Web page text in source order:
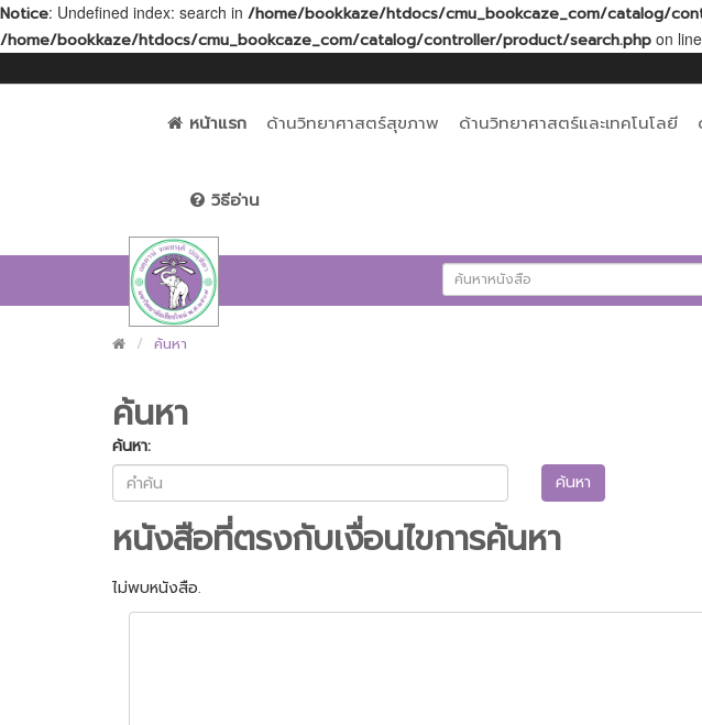
Notice: Undefined index: search in /home/bookkaze/htdocs/cmu_bookcaze_com/catalog/
/home/bookkaze/htdocs/cmu_bookcaze_com/catalog/controller/product/search.php on line
หน้าแรก ด้านวิทยาศาสตร์สุขภาพ ด้านวิทยาศาสตร์และเทคโนโลยี
วิธีอ่าน
ค้นหา
ค้นหา
ค้นหา:
หนังสือที่ตรงกับเงื่อนไขการค้นหา
ไม่พบหนังสือ.